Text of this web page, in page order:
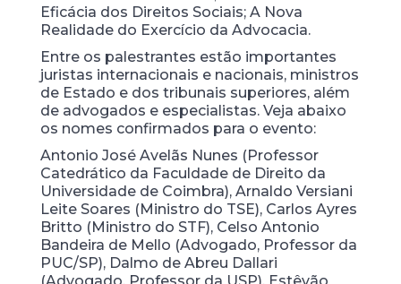
Eficácia dos Direitos Sociais; A Nova
Realidade do Exercício da Advocacia.
Entre os palestrantes estão importantes
juristas internacionais e nacionais, ministros
de Estado e dos tribunais superiores, além
de advogados e especialistas. Veja abaixo
os nomes confirmados para o evento:
Antonio José Avelãs Nunes (Professor
Catedrático da Faculdade de Direito da
Universidade de Coimbra), Arnaldo Versiani
Leite Soares (Ministro do TSE), Carlos Ayres
Britto (Ministro do STF), Celso Antonio
Bandeira de Mello (Advogado, Professor da
PUC/SP), Dalmo de Abreu Dallari